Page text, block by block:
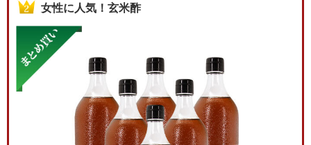
女性に人気！玄米酢